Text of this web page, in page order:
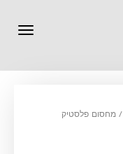
/ מחסום פלסטיק